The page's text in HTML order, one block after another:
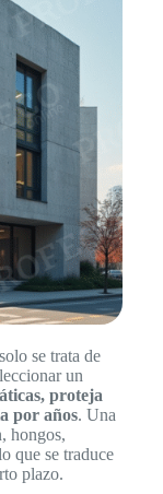
se trata de
un
proteja
por años. Una
hongos,
que se traduce
plazo.